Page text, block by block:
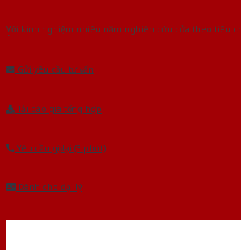
Với kinh nghiệm nhiêu năm nghiên cứu cửa theo tiêu
Gửi yêu cầu tư vấn
Tải báo giá tổng hợp
Yêu cầu gọi lại (3 phút)
Dành cho đại lý